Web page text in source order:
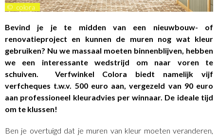
© colora
Bevind je je te midden van een nieuwbouw- of
renovatieproject en kunnen de muren nog wat kleur
gebruiken? Nu we massaal moeten binnenblijven, hebben
we een interessante wedstrijd om naar voren te
schuiven. Verfwinkel Colora biedt namelijk vijf
verfcheques t.w.v. 500 euro aan, vergezeld van 90 euro
aan professioneel kleuradvies per winnaar. De ideale tijd
om te klussen!
Ben je overtuigd dat je muren van kleur moeten verande­ren,